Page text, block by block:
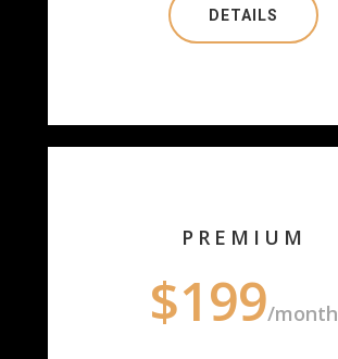
DETAILS
PREMIUM
$199/month